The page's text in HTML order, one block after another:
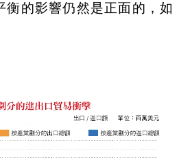
衡的影響仍然是正面的，如